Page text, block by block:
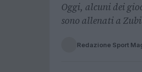
Oggi, alcuni dei
sono allenati a
Redazione Sport